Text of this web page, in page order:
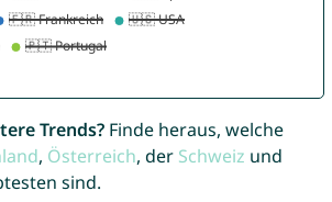
Trends?Finde heraus, welche
, Österreich, der Schweiz und
sind.